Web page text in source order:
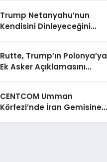
Trump Netanyahu’nun
Kendisini Dinleyeceğini
Rutte, Trump’ın Polonya’ya
Ek Asker Açıklamasını
CENTCOM Umman
Körfezi’nde İran Gemisine